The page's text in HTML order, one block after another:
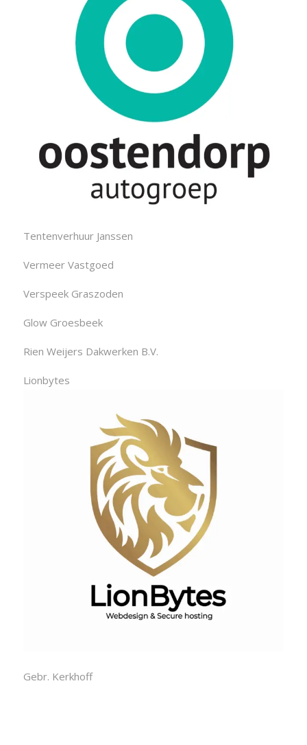
Tentenverhuur Janssen
Vermeer Vastgoed
Verspeek Graszoden
Glow Groesbeek
Rien Weijers Dakwerken B.V.
Lionbytes
Gebr. Kerkhoff